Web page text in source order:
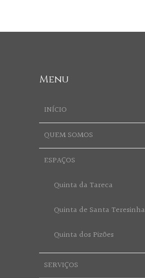
Menu
INÍCIO
QUEM SOMOS
ESPAÇOS
Quinta da Tareca
Quinta de Santa Teresinha
Quinta dos Pizões
SERVIÇOS